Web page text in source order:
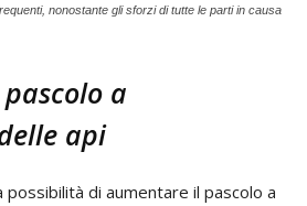
nonostante gli sforzi di tutte le parti in causa
a
api
possibilità di aumentare il pascolo a